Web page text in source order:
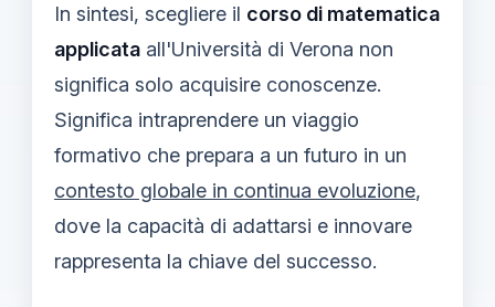
In sintesi, scegliere il corso di matematica
applicata all'Università di Verona non
significa solo acquisire conoscenze.
Significa intraprendere un viaggio
formativo che prepara a un futuro in un
contesto globale in continua evoluzione,
dove la capacità di adattarsi e innovare
rappresenta la chiave del successo.